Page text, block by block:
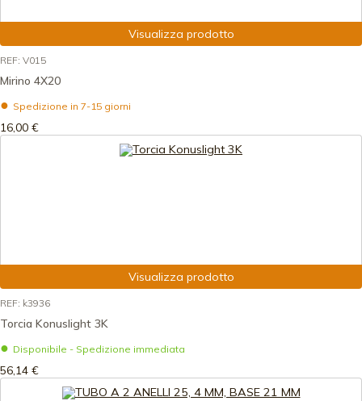
Visualizza prodotto
REF: V015
Mirino 4X20
Spedizione in 7-15 giorni
16,00 €
Visualizza prodotto
REF: k3936
Torcia Konuslight 3K
Disponibile - Spedizione immediata
56,14 €